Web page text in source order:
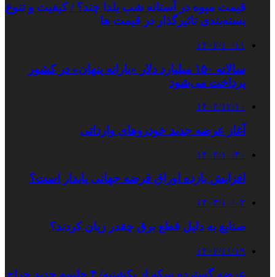
قیمت میوه در آستانه شب یلدا چند؟ / کیفیت و تنوع
بسته‌بندی‌ تاثیرگذار در قیمت ها
۱۴۰۲/۱۰/۱۱
سالانه ۱۵۰ میلیارد دلار «یارانه پنهان» در کشور
پرداخت می‌شود
۱۴۰۲/۱۲/۱۰
آغاز عرضه جدید خودروهای وارداتی
۱۴۰۲/۱۰/۳۰
افزایش بازده اوراق قرضه جهانی پایدار است؟
۱۴۰۳/۱۰/۰۲
صنایع به دلیل قطع برق چقدر زیان کردند؟
۱۴۰۲/۱۱/۱۹